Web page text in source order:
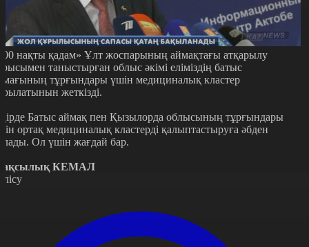
нақты қадам» Ұлт жоспарының аймақтағы атқарылу
таныстырған облыс әкімі еліміздің батыс
тұрғындары үшін медициналық кластер
жеткізді.
Батыс аймақ пен Қызылорда облысының тұрғындары
ортақ медициналық кластерді қалыптастыруға әбден
Ол үшін жағдай бар.
КЕМАЛ